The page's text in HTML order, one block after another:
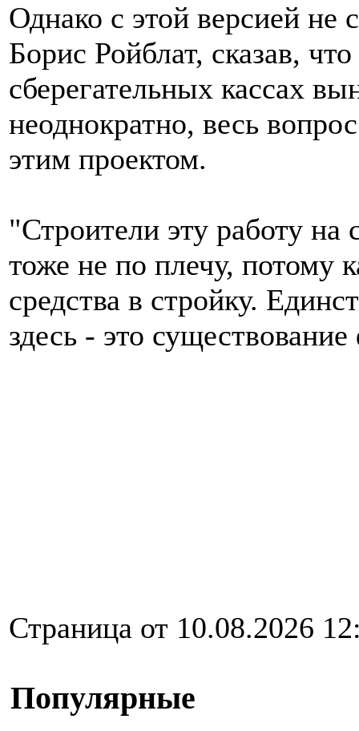
Однако с этой версией не
Борис Ройблат, сказав,
сберегательных кассах
неоднократно, весь
этим проектом.
"Строители эту работу на
тоже не по плечу, потому
средства в стройку.
здесь - это
Страница от 10.08.2026
Популярные